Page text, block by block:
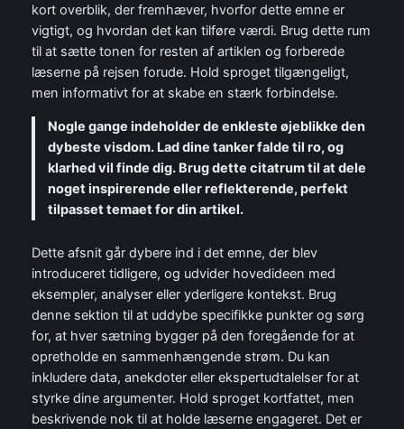
kort overblik, der fremhæver, hvorfor dette emne er
vigtigt, og hvordan det kan tilføre værdi. Brug dette rum
til at sætte tonen for resten af artiklen og forberede
læserne på rejsen forude. Hold sproget tilgængeligt,
men informativt for at skabe en stærk forbindelse.
Nogle gange indeholder de enkleste øjeblikke den
dybeste visdom. Lad dine tanker falde til ro, og
klarhed vil finde dig. Brug dette citatrum til at dele
noget inspirerende eller reflekterende, perfekt
tilpasset temaet for din artikel.
Dette afsnit går dybere ind i det emne, der blev
introduceret tidligere, og udvider hovedideen med
eksempler, analyser eller yderligere kontekst. Brug
denne sektion til at uddybe specifikke punkter og sørg
for, at hver sætning bygger på den foregående for at
opretholde en sammenhængende strøm. Du kan
inkludere data, anekdoter eller ekspertudtalelser for at
styrke dine argumenter. Hold sproget kortfattet, men
beskrivende nok til at holde læserne engageret. Det er